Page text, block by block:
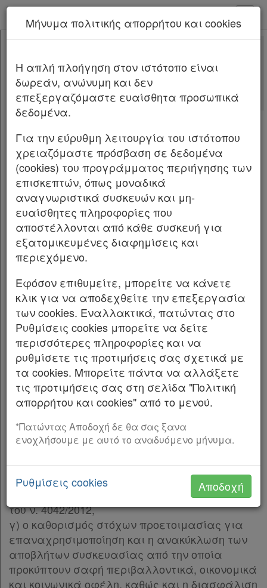
Κεφαλίδα
Σώμα [-]
Άρθρο 1
Άρθρο 2
Παρ.2
Άρθρο 3
Άρθρο 4
Άρθρο 5
Άρθρο 6
Άρθρο 7
Άρθρο 8
Άρθρο 9
Άρθρο 10
Άρθρο 11
Άρθρο 12
Άρθρο 13
Άρθρο 14
Άρθρο 15
Άρθρο 16
Άρθρο 17
Άρθρο 18 [-]
Παρ.1
Παρ.2
Άρθρο 19 [-]
Παρ.1
Άρθρο 20
Άρθρο 22
Άρθρο 23 [-]
Παρ.1
Παρ.2
Παρ.3
Νέα υπηρεσία Kodiko Assistant.Περισσότερα
Νόμος 4496/2017
Αλλαγές που επέφερε
Με τιςτελευταίες αλλαγές
NOMOΣ ΥΠ’ ΑΡΙΘΜ. 4496 ΦΕΚ Α’ 170/08.11.2017
Τροποποίηση του ν. 2939/2001 για την
εναλλακτική διαχείριση των συσκευασιών και
άλλων προϊόντων, προσαρμογή στην Οδηγία
2015/720/ ΕΕ, ρύθμιση θεμάτων του Ελληνικού
Οργανισμού Ανακύκλωσης και άλλες
διατάξεις.
Εκδίδομε τον ακόλουθο νόμο που ψήφισε η
Βουλή:
Άρθρο 1
Το άρθρο 1 του ν. 2939/2001 (Α΄ 179)
αντικαθίσταται ως εξής:
«1. Σκοπός του παρόντος είναι: α) Η κατά
προτεραιότητα πρόληψη δημιουργίας
αποβλήτων, σύμφωνα με το άρθρο 23 του ν.
4042/2012 (Α΄ 24), β) η κατά προτεραιότητα
προετοιμασία για επαναχρησιμοποίηση και η
ανακύκλωση των αποβλήτων συσκευασιών και
άλλων προϊόντων, σύμφωνα με το άρθρο 27
του ν. 4042/2012,
γ) ο καθορισμός στόχων προετοιμασίας για
επαναχρησιμοποίηση και η ανακύκλωση των
αποβλήτων συσκευασίας από την οποία
προκύπτουν σαφή περιβαλλοντικά, οικονομικά
και κοινωνικά οφέλη, καθώς και η διασφάλιση
Μήνυμα πολιτικής απορρήτου και cookies
H απλή πλοήγηση στον ιστότοπο είναι
δωρεάν, ανώνυμη και δεν
επεξεργαζόμαστε ευαίσθητα προσωπικά
δεδομένα.
Για την εύρυθμη λειτουργία του ιστότοπου
χρειαζόμαστε πρόσβαση σε δεδομένα
(cookies) του προγράμματος περιήγησης των
επισκεπτών, όπως μοναδικά
αναγνωριστικά συσκευών και μη-
ευαίσθητες πληροφορίες που
αποστέλλονται από κάθε συσκευή για
εξατομικευμένες διαφημίσεις και
περιεχόμενο.
Εφόσον επιθυμείτε, μπορείτε να κάνετε
κλικ για να αποδεχθείτε την επεξεργασία
των cookies. Εναλλακτικά, πατώντας στο
Ρυθμίσεις cookies μπορείτε να δείτε
περισσότερες πληροφορίες και να
ρυθμίσετε τις προτιμήσεις σας σχετικά με
τα cookies. Μπορείτε πάντα να αλλάξετε
τις προτιμήσεις σας στη σελίδα "Πολιτική
απορρήτου και cookies" από το μενού.
*Πατώντας Αποδοχή δε θα σας ξανα
ενοχλήσουμε με αυτό το αναδυόμενο μήνυμα.
Ρυθμίσεις cookies Αποδοχή